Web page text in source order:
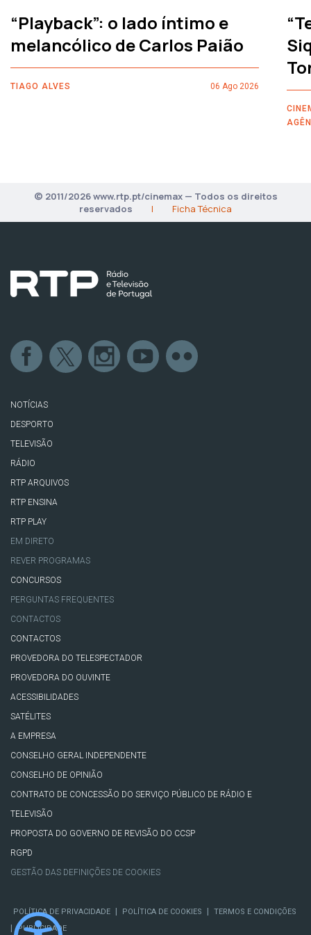
“Playback”: o lado íntimo e
melancólico de Carlos Paião
TIAGO ALVES 06 Ago 2026
© 2011/2026 www.rtp.pt/cinemax — Todos os direitos
reservados
| Ficha Técnica
NOTÍCIAS
DESPORTO
TELEVISÃO
RÁDIO
RTP ARQUIVOS
RTP ENSINA
RTP PLAY
EM DIRETO
REVER PROGRAMAS
CONCURSOS
PERGUNTAS FREQUENTES
CONTACTOS
CONTACTOS
PROVEDORA DO TELESPECTADOR
PROVEDORA DO OUVINTE
ACESSIBILIDADES
SATÉLITES
A EMPRESA
CONSELHO GERAL INDEPENDENTE
CONSELHO DE OPINIÃO
CONTRATO DE CONCESSÃO DO SERVIÇO PÚBLICO DE RÁDIO E
TELEVISÃO
PROPOSTA DO GOVERNO DE REVISÃO DO CCSP
RGPD
GESTÃO DAS DEFINIÇÕES DE COOKIES
POLÍTICA DE PRIVACIDADE | POLÍTICA DE COOKIES | TERMOS E CONDIÇÕES
| PUBLICIDADE